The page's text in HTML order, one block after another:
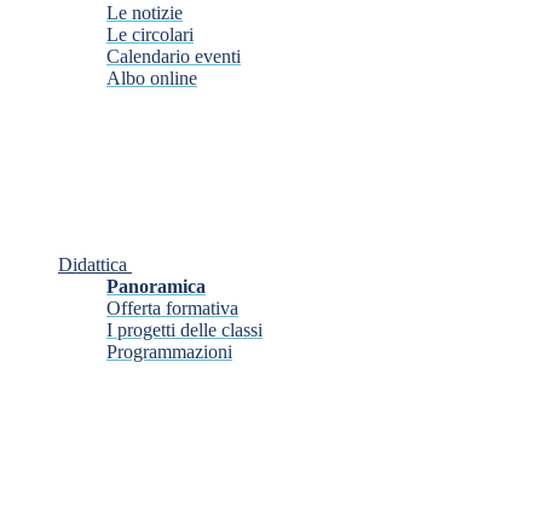
Le notizie
Le circolari
Calendario eventi
Albo online
Didattica
Panoramica
Offerta formativa
I progetti delle classi
Programmazioni